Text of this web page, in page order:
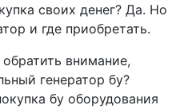
своих денег? Да. Но
и где приобретать.
внимание,
генератор бу?
бу оборудования